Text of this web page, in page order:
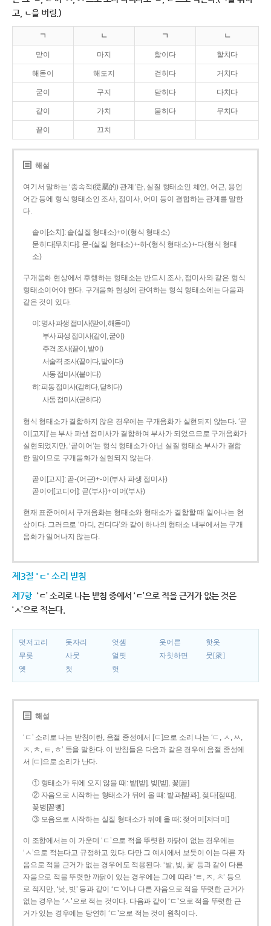
고, ㄴ을 버림.)
ㄱ ㄴ ㄱ ㄴ
맏이 마지 핥이다 할치다
해돋이 해도지 걷히다 거치다
굳이 구지 닫히다 다치다
같이 가치 묻히다 무치다
끝이 끄치
해설
여기서 말하는 ‘종속적(從屬的) 관계’란, 실질 형태소인 체언, 어근, 용언
어간 등에 형식 형태소인 조사, 접미사, 어미 등이 결합하는 관계를 말한
다.
솥이[소치]: 솥(실질 형태소)+이(형식 형태소)
묻히다[무치다]: 묻­-(실질 형태소)+­-히­-(형식 형태소)+-다(형식 형태
소)
구개음화 현상에서 후행하는 형태소는 반드시 조사, 접미사와 같은 형식
형태소이어야 한다. 구개음화 현상에 관여하는 형식 형태소에는 다음과
같은 것이 있다.
이: 명사 파생 접미사(맏이, 해돋이)
부사 파생 접미사(같이, 굳이)
주격 조사(끝이, 밭이)
서술격 조사(끝이다, 밭이다)
사동 접미사(붙이다)
히: 피동 접미사(걷히다, 닫히다)
사동 접미사(굳히다)
형식 형태소가 결합하지 않은 경우에는 구개음화가 실현되지 않는다. ‘곧
이[고지]’는 부사 파생 접미사가 결합하여 부사가 되었으므로 구개음화가
실현되었지만, ‘곧이어’는 형식 형태소가 아닌 실질 형태소 부사가 결합
한 말이므로 구개음화가 실현되지 않는다.
곧이[고지]: 곧-­(어근)+­-이(부사 파생 접미사)
곧이어[고디어]: 곧(부사)+이어(부사)
현재 표준어에서 구개음화는 형태소와 형태소가 결합할 때 일어나는 현
상이다. 그러므로 ‘마디, 견디다’와 같이 하나의 형태소 내부에서는 구개
음화가 일어나지 않는다.
제3절 'ㄷ' 소리 받침
제7항 ‘ㄷ’ 소리로 나는 받침 중에서 ‘ㄷ’으로 적을 근거가 없는 것은
‘ㅅ’으로 적는다.
덧저고리 돗자리 엇셈 웃어른
핫옷
무릇
사뭇 얼핏 자칫하면
뭇[衆]
옛
첫 헛
해설
‘ㄷ’ 소리로 나는 받침이란, 음절 종성에서 [ㄷ]으로 소리 나는 ‘ㄷ, ㅅ, ㅆ,
ㅈ, ㅊ, ㅌ, ㅎ’ 등을 말한다. 이 받침들은 다음과 같은 경우에 음절 종성에
서 [ㄷ]으로 소리가 난다.
① 형태소가 뒤에 오지 않을 때: 밭[받], 빚[빋], 꽃[꼳]
② 자음으로 시작하는 형태소가 뒤에 올 때: 밭과[받꽈], 젖다[젇따],
꽃병[꼳뼝]
③ 모음으로 시작하는 실질 형태소가 뒤에 올 때: 젖어미[저더미]
이 조항에서는 이 가운데 ‘ㄷ’으로 적을 뚜렷한 까닭이 없는 경우에는
‘ㅅ’으로 적는다고 규정하고 있다. 다만 그 예시에서 보듯이 이는 다른 자
음으로 적을 근거가 없는 경우에도 적용된다. ‘밭, 빚, 꽃’ 등과 같이 다른
자음으로 적을 뚜렷한 까닭이 있는 경우에는 그에 따라 ‘ㅌ, ㅈ, ㅊ’ 등으
로 적지만, ‘낫, 빗’ 등과 같이 ‘ㄷ’이나 다른 자음으로 적을 뚜렷한 근거가
없는 경우는 ‘ㅅ’으로 적는 것이다. 다음과 같이 ‘ㄷ’으로 적을 뚜렷한 근
거가 있는 경우에는 당연히 ‘ㄷ’으로 적는 것이 원칙이다.